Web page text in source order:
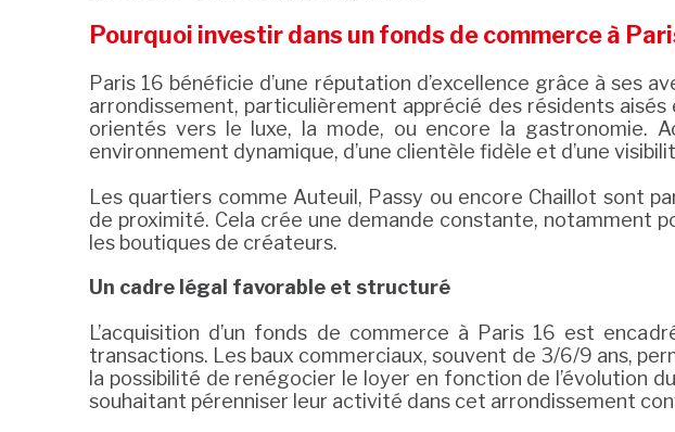
Pourquoi investir dans un fonds de commerce à
Paris 16 bénéficie d’une réputation d’excellence grâce à ses
arrondissement, particulièrement apprécié des résidents
orientés vers le luxe, la mode, ou encore la gastronomie.
environnement dynamique, d’une clientèle fidèle et d’une
Les quartiers comme Auteuil, Passy ou encore Chaillot sont
de proximité. Cela crée une demande constante, notamment
les boutiques de créateurs.
Un cadre légal favorable et structuré
L’acquisition d’un fonds de commerce à Paris 16 est
transactions. Les baux commerciaux, souvent de 3/6/9 ans,
la possibilité de renégocier le loyer en fonction de l’évolution
souhaitant pérenniser leur activité dans cet arrondissement